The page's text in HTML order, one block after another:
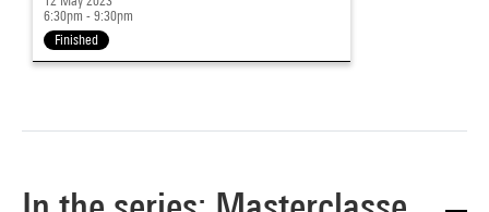
6:30pm - 9:30pm
Finished